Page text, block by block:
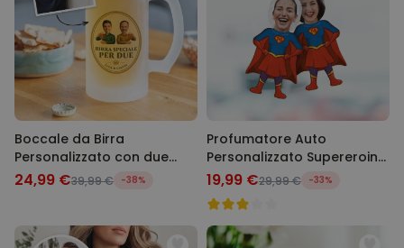
Boccale da Birra
Personalizzato con due
Volti e Logo
24,99 €39,99 € -38%
Profumatore Auto
Personalizzato Supereroina
con Faccia Set da 2
19,99 €29,99 € -33%